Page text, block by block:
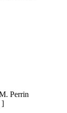
Perrin
]